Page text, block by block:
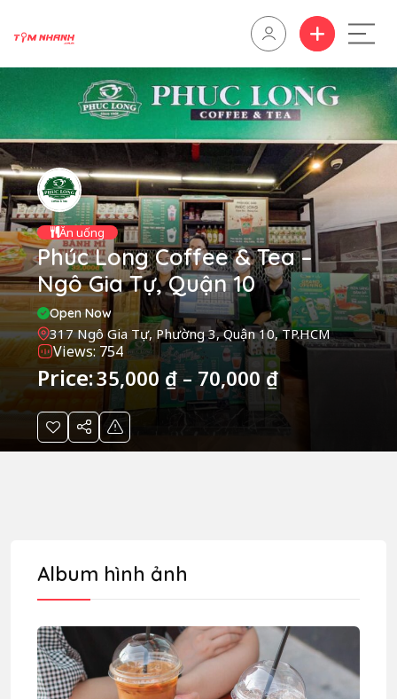
Ăn uống
Phúc Long Coffee & Tea –
Ngô Gia Tự, Quận 10
Open Now
317 Ngô Gia Tự, Phường 3, Quận 10, TP.HCM
Views: 754
Price:35,000 ₫ – 70,000₫
Album hình ảnh